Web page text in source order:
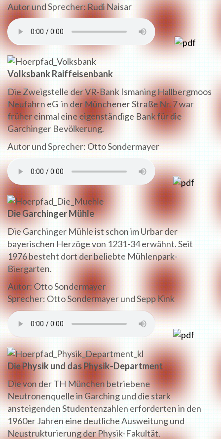
Autor und Sprecher: Rudi Naisar
Volksbank Raiffeisenbank
Die Zweigstelle der VR-Bank Ismaning Hallbergmoos
Neufahrn eG in der Münchener Straße Nr. 7 war
früher einmal eine eigenständige Bank für die
Garchinger Bevölkerung.
Autor und Sprecher: Otto Sondermayer
Die Garchinger Mühle
Die Garchinger Mühle ist schon im Urbar der
bayerischen Herzöge von 1231-34 erwähnt. Seit
1976 besteht dort der beliebte Mühlenpark-
Biergarten.
Autor: Otto Sondermayer
Sprecher: Otto Sondermayer und Sepp Kink
Die Physik und das Physik-Department
Die von der TH München betriebene
Neutronenquelle in Garching und die stark
ansteigenden Studentenzahlen erforderten in den
1960er Jahren eine deutliche Ausweitung und
Neustrukturierung der Physik-Fakultät.